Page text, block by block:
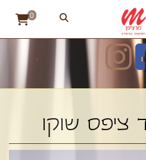
0
ציפס שוקו